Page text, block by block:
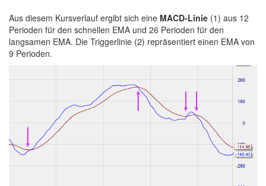
Aus diesem Kursverlauf ergibt sich eine MACD-Linie (1) aus 12
Perioden für den schnellen EMA und 26 Perioden für den
langsamen EMA. Die Triggerlinie (2) repräsentiert einen EMA von
9 Perioden.